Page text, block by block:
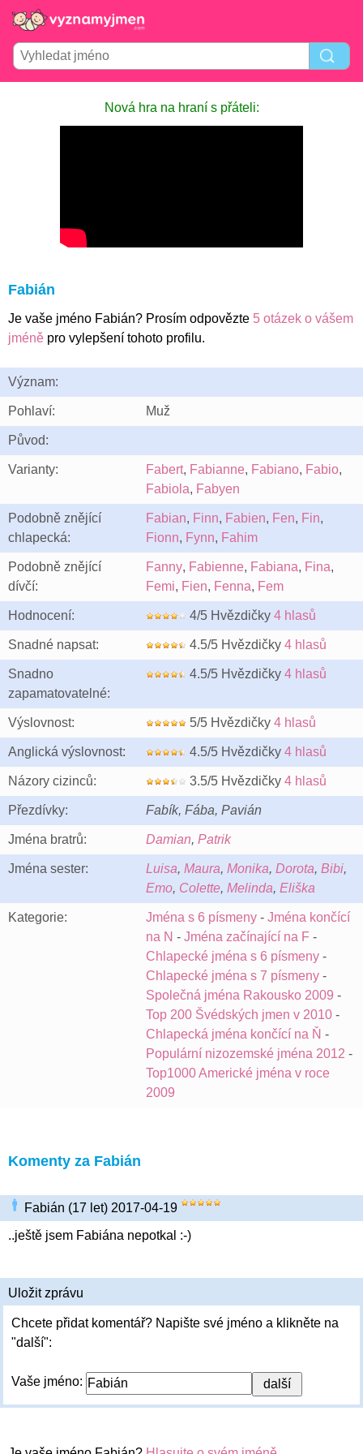
Nová hra na hraní s přáteli:
Fabián
Je vaše jméno Fabián? Prosím odpovězte 5 otázek o vášem
jméně pro vylepšení tohoto profilu.
Význam:
Pohlaví: Muž
Původ:
Varianty: Fabert, Fabianne, Fabiano, Fabio,
Fabiola, Fabyen
Podobně znějící
chlapecká:
Fabian, Finn, Fabien, Fen, Fin,
Fionn, Fynn, Fahim
Podobně znějící
dívčí:
Fanny, Fabienne, Fabiana, Fina,
Femi, Fien, Fenna, Fem
Hodnocení: 4/5 Hvězdičky 4 hlasů
Snadné napsat: 4.5/5 Hvězdičky 4 hlasů
Snadno
zapamatovatelné:
4.5/5 Hvězdičky 4 hlasů
Výslovnost: 5/5 Hvězdičky 4 hlasů
Anglická výslovnost: 4.5/5 Hvězdičky 4 hlasů
Názory cizinců: 3.5/5 Hvězdičky 4 hlasů
Přezdívky: Fabík, Fába, Pavián
Jména bratrů: Damian, Patrik
Jména sester: Luisa, Maura, Monika, Dorota, Bibi,
Emo, Colette, Melinda, Eliška
Kategorie: Jména s 6 písmeny - Jména končící
na N - Jména začínající na F -
Chlapecké jména s 6 písmeny -
Chlapecké jména s 7 písmeny -
Společná jména Rakousko 2009 -
Top 200 Švédských jmen v 2010 -
Chlapecká jména končící na Ň -
Populární nizozemské jména 2012 -
Top1000 Americké jména v roce
2009
Komenty za Fabián
Fabián (17 let) 2017-04-19
..ještě jsem Fabiána nepotkal :-)
Uložit zprávu
Chcete přidat komentář? Napište své jméno a klikněte na
"další":
Vaše jméno: